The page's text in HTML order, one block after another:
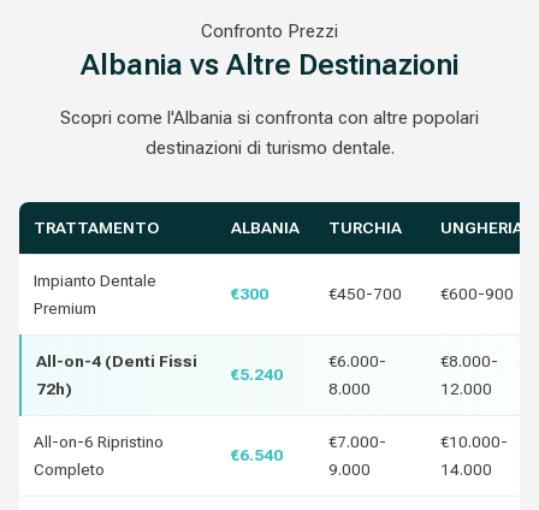
Confronto Prezzi
Albania vs Altre Destinazioni
Scopri come l'Albania si confronta con altre popolari
destinazioni di turismo dentale.
TRATTAMENTO ALBANIA TURCHIA UNGHERIA
Impianto Dentale
Premium
€300 €450-700 €600-900
All-on-4 (Denti Fissi
72h)
€5.240
€6.000-
8.000
€8.000-
12.000
All-on-6 Ripristino
Completo
€6.540
€7.000-
9.000
€10.000-
14.000